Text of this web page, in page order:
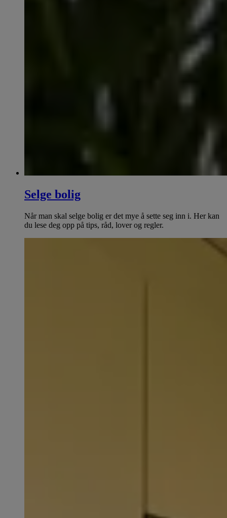
Selge bolig
Når man skal selge bolig er det mye å sette seg inn i. Her kan
du lese deg opp på tips, råd, lover og regler.